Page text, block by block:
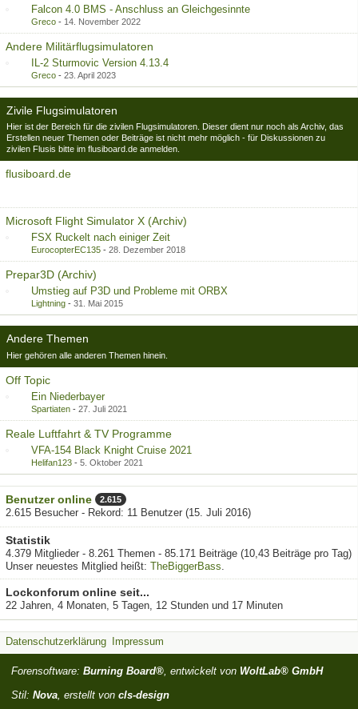
Falcon 4.0 BMS - Anschluss an Gleichgesinnte
Greco - 14. November 2022
Andere Militärflugsimulatoren
IL-2 Sturmovic Version 4.13.4
Greco - 23. April 2023
Zivile Flugsimulatoren
Hier ist der Bereich für die zivilen Flugsimulatoren. Dieser dient nur noch als Archiv, das
Erstellen neuer Themen oder Beiträge ist nicht mehr möglich - für Diskussionen zu
zivilen Flusis bitte im flusiboard.de anmelden.
flusiboard.de
Microsoft Flight Simulator X (Archiv)
FSX Ruckelt nach einiger Zeit
EurocopterEC135 - 28. Dezember 2018
Prepar3D (Archiv)
Umstieg auf P3D und Probleme mit ORBX
Lightning - 31. Mai 2015
Andere Themen
Hier gehören alle anderen Themen hinein.
Off Topic
Ein Niederbayer
Spartiaten - 27. Juli 2021
Reale Luftfahrt & TV Programme
VFA-154 Black Knight Cruise 2021
Helifan123 - 5. Oktober 2021
Benutzer online 2.615
2.615 Besucher - Rekord: 11 Benutzer (15. Juli 2016)
Statistik
4.379 Mitglieder - 8.261 Themen - 85.171 Beiträge (10,43 Beiträge pro Tag)
Unser neuestes Mitglied heißt: TheBiggerBass
Lockonforum online seit...
22 Jahren, 4 Monaten, 5 Tagen, 12 Stunden und 17 Minuten
Datenschutzerklärung Impressum
Forensoftware: Burning Board®, entwickelt von WoltLab® GmbH
Stil: Nova, erstellt von cls-design